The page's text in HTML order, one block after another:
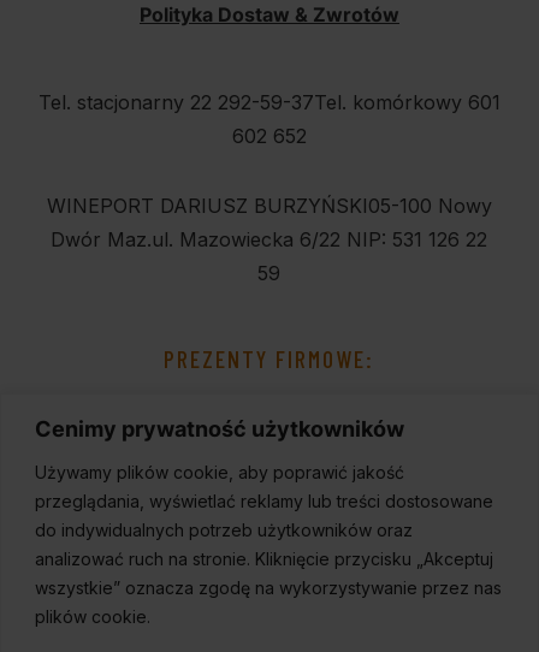
Cenimy prywatność użytkowników
Używamy plików cookie, aby poprawić jakość
przeglądania, wyświetlać reklamy lub treści dostosowane
do indywidualnych potrzeb użytkowników oraz
analizować ruch na stronie. Kliknięcie przycisku „Akceptuj
wszystkie” oznacza zgodę na wykorzystywanie przez nas
plików cookie.
Polityka Dostaw & Zwrotów
Tel. stacjonarny 22 292-59-37Tel. komórkowy 601
602 652
WINEPORT DARIUSZ BURZYŃSKI05-100 Nowy
Dwór Maz.ul. Mazowiecka 6/22 NIP: 531 126 22
59
PREZENTY FIRMOWE: